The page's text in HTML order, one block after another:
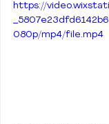
https://
080p/mp4/file.mp4